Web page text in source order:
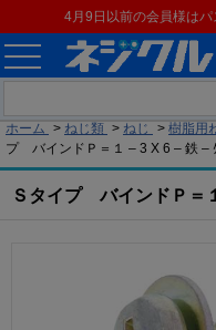
4月9日以前の会員様はパ
ホーム > ねじ類 > ねじ > 樹脂用
プ バインドＰ＝１ – 3 X 6 – 鉄 –
Ｓタイプ バインドＰ＝